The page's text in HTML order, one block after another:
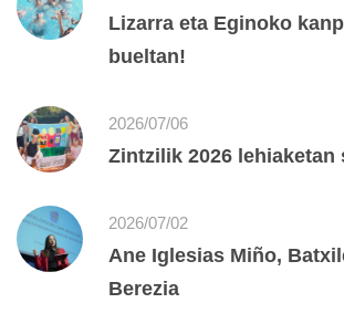
Lizarra eta Eginoko
bueltan!
2026/07/06
Zintzilik 2026 lehiaketan
2026/07/02
Ane Iglesias Miño,
Berezia